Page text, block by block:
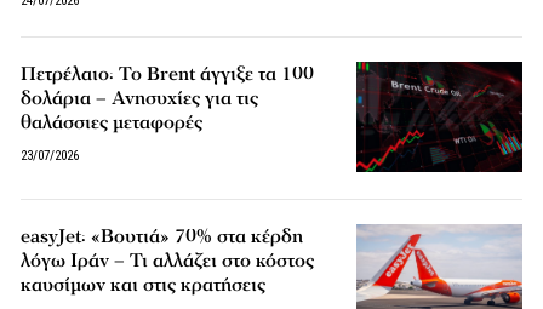
Πετρέλαιο: Το Brent άγγιξε τα 100
δολάρια – Ανησυχίες για τις
θαλάσσιες μεταφορές
23/07/2026
easyJet: «Βουτιά» 70% στα κέρδη
λόγω Ιράν – Τι αλλάζει στο κόστος
καυσίμων και στις κρατήσεις